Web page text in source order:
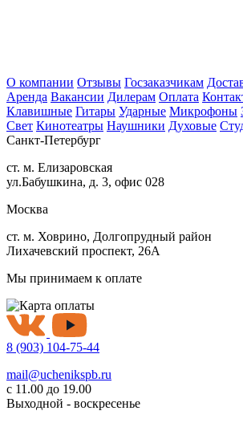
О компании Отзывы Госзаказчикам
Аренда Вакансии Дилерам Оплата
Клавишные Гитары Ударные Микрофоны
Свет Кинотеатры Наушники Духовые
Санкт-Петербург
ст. м. Елизаровская
ул.Бабушкина, д. 3, офис 028
Москва
ст. м. Ховрино, Долгопрудный район
Лихачевский проспект, 26А
Мы принимаем к оплате
8 (903) 104-75-44
mail@uchenikspb.ru
с 11.00 до 19.00
Выходной - воскресенье